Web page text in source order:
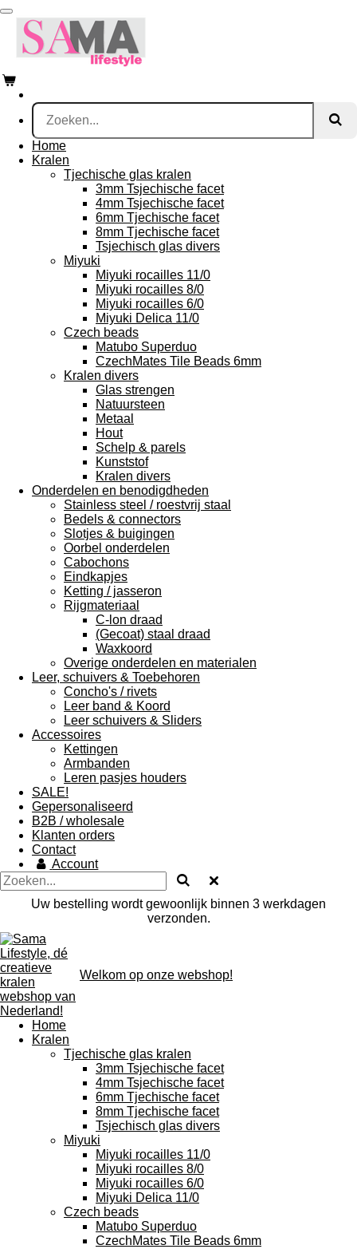
Ga
direct
naar
de
Home
Kralen
Tjechische glas kralen
3mm Tsjechische facet
4mm Tsjechische facet
6mm Tjechische facet
8mm Tjechische facet
Tsjechisch glas divers
Miyuki
Miyuki rocailles 11/0
Miyuki rocailles 8/0
Miyuki rocailles 6/0
Miyuki Delica 11/0
Czech beads
Matubo Superduo
CzechMates Tile Beads 6mm
Kralen divers
Glas strengen
Natuursteen
Metaal
Hout
Schelp & parels
Kunststof
Kralen divers
Onderdelen en benodigdheden
Stainless steel / roestvrij staal
Bedels & connectors
Slotjes & buigingen
Oorbel onderdelen
Cabochons
Eindkapjes
Ketting / jasseron
Rijgmateriaal
C-lon draad
(Gecoat) staal draad
Waxkoord
Overige onderdelen en materialen
Leer, schuivers & Toebehoren
Concho's / rivets
Leer band & Koord
Leer schuivers & Sliders
Accessoires
Kettingen
Armbanden
Leren pasjes houders
SALE!
Gepersonaliseerd
B2B / wholesale
Klanten orders
Contact
Account
Uw bestelling wordt gewoonlijk binnen 3 werkdagen
verzonden.
Welkom op onze webshop!
Home
Kralen
Tjechische glas kralen
3mm Tsjechische facet
4mm Tsjechische facet
6mm Tjechische facet
8mm Tjechische facet
Tsjechisch glas divers
Miyuki
Miyuki rocailles 11/0
Miyuki rocailles 8/0
Miyuki rocailles 6/0
Miyuki Delica 11/0
Czech beads
Matubo Superduo
CzechMates Tile Beads 6mm